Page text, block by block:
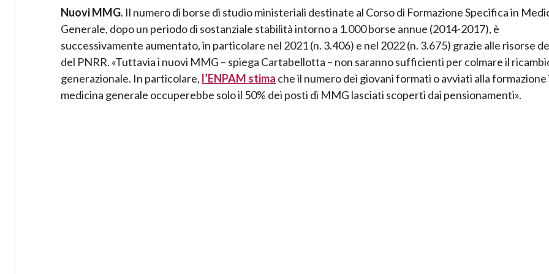
Nuovi MMG. Il numero di borse di studio ministeriali destinate al Corso di Formazione Specifica in
Generale, dopo un periodo di sostanziale stabilità intorno a 1.000 borse annue (2014-2017), è
successivamente aumentato, in particolare nel 2021 (n. 3.406) e nel 2022 (n. 3.675) grazie alle risorse
del PNRR. «Tuttavia i nuovi MMG – spiega Cartabellotta – non saranno sufficienti per colmare il
generazionale. In particolare, l’ENPAM stima che il numero dei giovani formati o avviati alla formazione
medicina generale occuperebbe solo il 50% dei posti di MMG lasciati scoperti dai pensionamenti».